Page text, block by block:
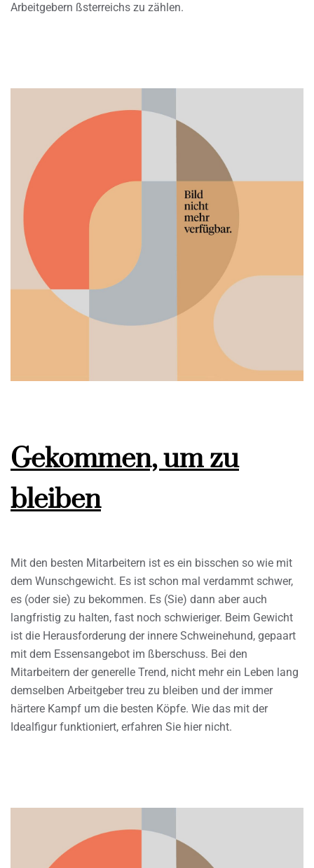
Arbeitgebern ßsterreichs zu zählen.
Gekommen, um zu
bleiben
Mit den besten Mitarbeitern ist es ein bisschen so wie mit
dem Wunschgewicht. Es ist schon mal verdammt schwer,
es (oder sie) zu bekommen. Es (Sie) dann aber auch
langfristig zu halten, fast noch schwieriger. Beim Gewicht
ist die Herausforderung der innere Schweinehund, gepaart
mit dem Essensangebot im ßberschuss. Bei den
Mitarbeitern der generelle Trend, nicht mehr ein Leben lang
demselben Arbeitgeber treu zu bleiben und der immer
härtere Kampf um die besten Köpfe. Wie das mit der
Idealfigur funktioniert, erfahren Sie hier nicht.